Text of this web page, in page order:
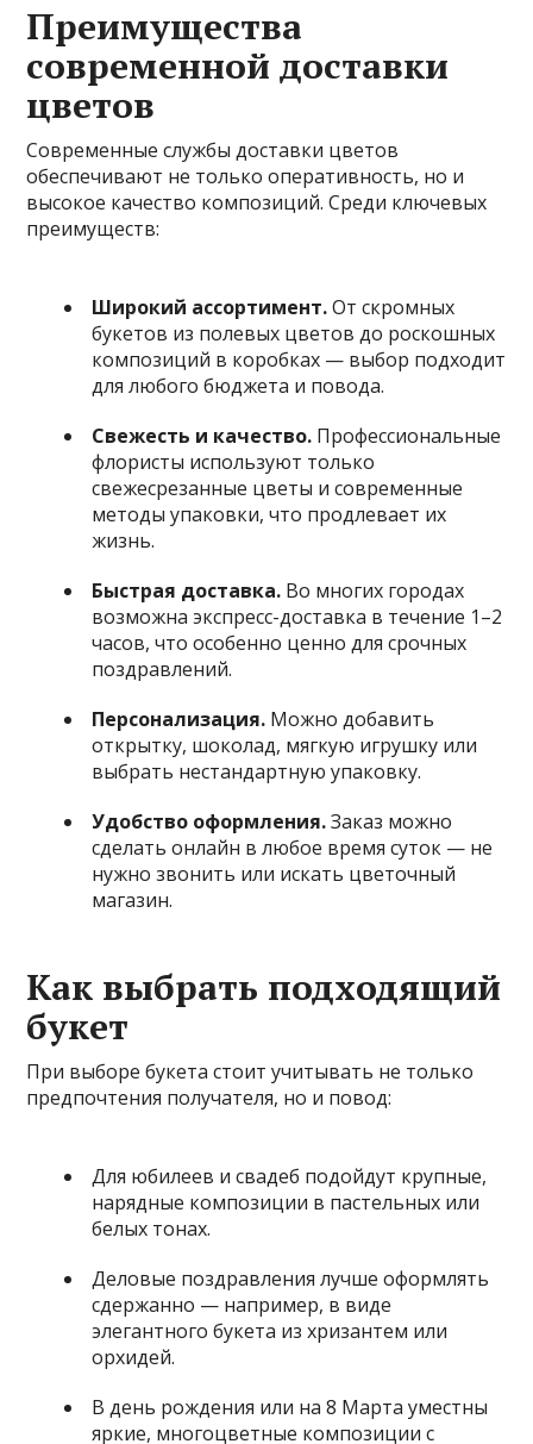
Преимущества
современной доставки
цветов
Современные службы доставки цветов
обеспечивают не только оперативность, но и
высокое качество композиций. Среди ключевых
преимуществ:
Широкий ассортимент.От скромных
букетов из полевых цветов до роскошных
композиций в коробках — выбор подходит
для любого бюджета и повода.
Свежесть и качество. Профессиональные
флористы используют только
свежесрезанные цветы и современные
методы упаковки, что продлевает их
жизнь.
Быстрая доставка. Во многих городах
возможна экспресс-доставка в течение 1–2
часов, что особенно ценно для срочных
поздравлений.
Персонализация. Можно добавить
открытку, шоколад, мягкую игрушку или
выбрать нестандартную упаковку.
Удобство оформления.Заказ можно
сделать онлайн в любое время суток — не
нужно звонить или искать цветочный
магазин.
Как выбрать подходящий
букет
При выборе букета стоит учитывать не только
предпочтения получателя, но и повод:
Для юбилеев и свадеб подойдут крупные,
нарядные композиции в пастельных или
белых тонах.
Деловые поздравления лучше оформлять
сдержанно — например, в виде
элегантного букета из хризантем или
орхидей.
В день рождения или на 8 Марта уместны
яркие, многоцветные композиции с